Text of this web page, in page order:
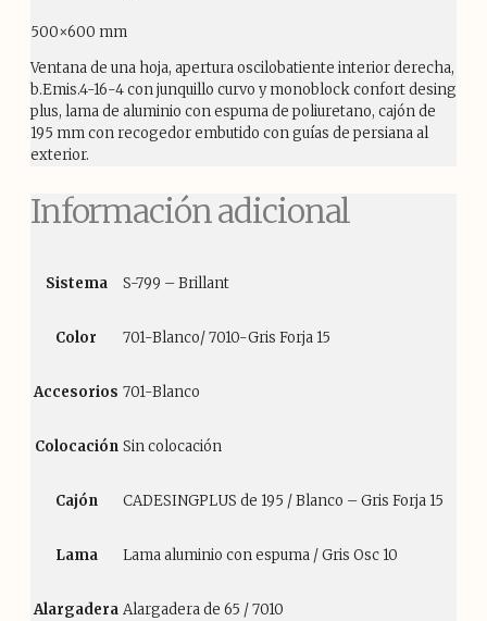
500×600 mm
Ventana de una hoja, apertura oscilobatiente interior derecha,
b.Emis.4-16-4 con junquillo curvo y monoblock confort desing
plus, lama de aluminio con espuma de poliuretano, cajón de
195 mm con recogedor embutido con guías de persiana al
exterior.
Información adicional
Sistema S-799 – Brillant
Color 701-Blanco/ 7010-Gris Forja 15
Accesorios 701-Blanco
Colocación Sin colocación
Cajón CADESINGPLUS de 195 / Blanco – Gris Forja 15
Lama Lama aluminio con espuma / Gris Osc 10
Alargadera Alargadera de 65 / 7010